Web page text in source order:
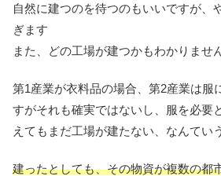
自然に建つのを待つのもいいですが、
ぎます
また、どの工場が建つかもわかりませ
第1産業が衣料品の場合、第2産業は服
すがそれも確実ではないし、服を必要
えてもまだ工場が建たない、なんてい
建ったとしても、その物資が複数の都